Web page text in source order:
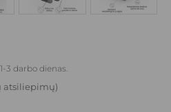
3 darbo dienas.
atsiliepimų)